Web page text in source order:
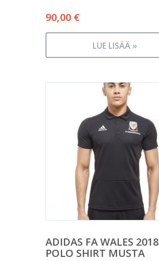
90,00 €
LUE LISÄÄ »
ADIDAS FA WALES 2018
POLO SHIRT MUSTA